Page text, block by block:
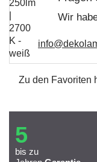
Wir
Zu den Favoriten
5
bis zu